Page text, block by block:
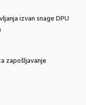
izvan snage DPU
zapošljavanje